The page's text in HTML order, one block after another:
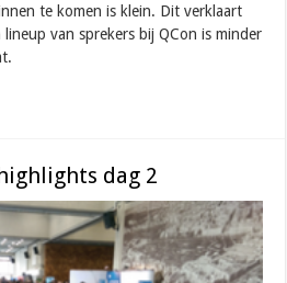
te komen is klein. Dit verklaart
van sprekers bij QCon is minder
dag 2